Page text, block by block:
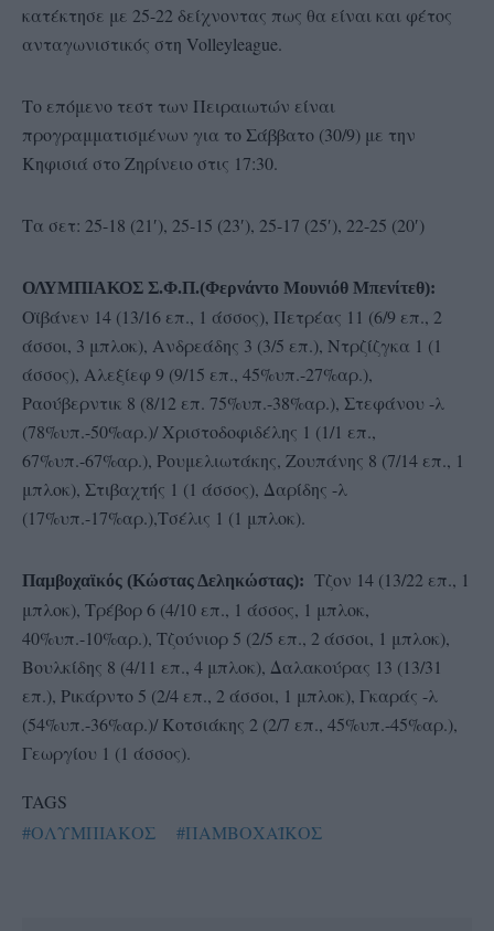
κατέκτησε με 25-22 δείχνοντας πως θα είναι και φέτος
ανταγωνιστικός στη Volleyleague.
Το επόμενο τεστ των Πειραιωτών είναι
προγραμματισμένων για το Σάββατο (30/9) με την
Κηφισιά στο Ζηρίνειο στις 17:30.
Τα σετ: 25-18 (21′), 25-15 (23′), 25-17 (25′), 22-25 (20′)
ΟΛΥΜΠΙΑΚΟΣ Σ.Φ.Π.(Φερνάντο Μουνιόθ Μπενίτεθ):
Οϊβάνεν 14 (13/16 επ., 1 άσσος), Πετρέας 11 (6/9 επ., 2
άσσοι, 3 μπλοκ), Ανδρεάδης 3 (3/5 επ.), Ντρζίζγκα 1 (1
άσσος), Αλεξίεφ 9 (9/15 επ., 45%υπ.-27%αρ.),
Ραούβερντικ 8 (8/12 επ. 75%υπ.-38%αρ.), Στεφάνου -λ
(78%υπ.-50%αρ.)/ Χριστοδοφιδέλης 1 (1/1 επ.,
67%υπ.-67%αρ.), Ρουμελιωτάκης, Ζουπάνης 8 (7/14 επ., 1
μπλοκ), Στιβαχτής 1 (1 άσσος), Δαρίδης -λ
(17%υπ.-17%αρ.),Τσέλις 1 (1 μπλοκ).
Παμβοχαϊκός (Κώστας Δεληκώστας): Τζον 14 (13/22 επ., 1
μπλοκ), Τρέβορ 6 (4/10 επ., 1 άσσος, 1 μπλοκ,
40%υπ.-10%αρ.), Τζούνιορ 5 (2/5 επ., 2 άσσοι, 1 μπλοκ),
Βουλκίδης 8 (4/11 επ., 4 μπλοκ), Δαλακούρας 13 (13/31
επ.), Ρικάρντο 5 (2/4 επ., 2 άσσοι, 1 μπλοκ), Γκαράς -λ
(54%υπ.-36%αρ.)/ Κοτσιάκης 2 (2/7 επ., 45%υπ.-45%αρ.),
Γεωργίου 1 (1 άσσος).
TAGS
#ΟΛΥΜΠΙΑΚΟΣ
#ΠΑΜΒΟΧΑΪΚΟΣ